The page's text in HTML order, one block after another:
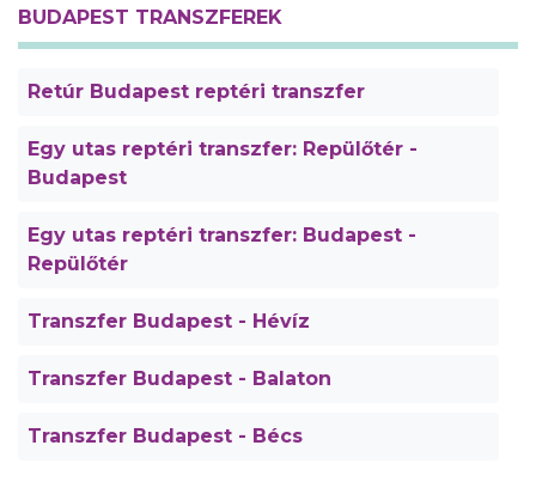
BUDAPEST TRANSZFEREK
Retúr Budapest reptéri transzfer
Egy utas reptéri transzfer: Repülőtér -
Budapest
Egy utas reptéri transzfer: Budapest -
Repülőtér
Transzfer Budapest - Hévíz
Transzfer Budapest - Balaton
Transzfer Budapest - Bécs